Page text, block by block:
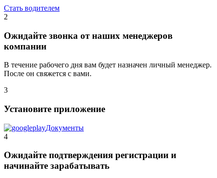
Стать водителем
2
Ожидайте звонка от наших менеджеров
компании
В течение рабочего дня вам будет назначен личный менеджер.
После он свяжется с вами.
3
Установите приложение
Документы
4
Ожидайте подтверждения регистрации и
начинайте зарабатывать